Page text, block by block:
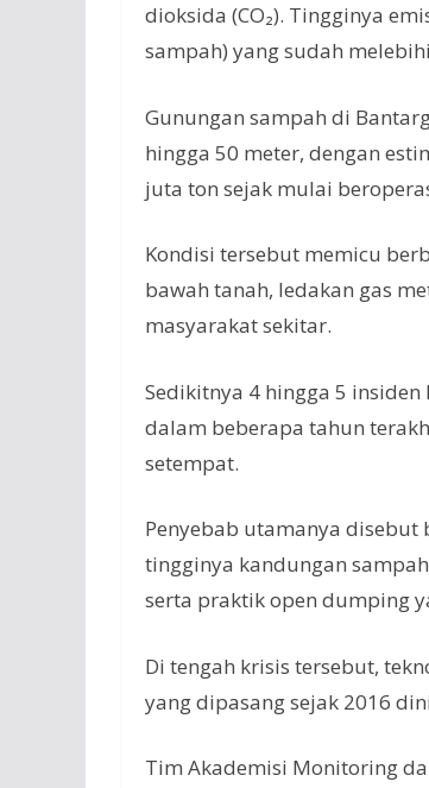
dioksida (CO₂). Tingginya
sampah) yang sudah
Gunungan sampah di
hingga 50 meter, dengan
juta ton sejak mulai
Kondisi tersebut memicu
bawah tanah, ledakan gas
masyarakat sekitar.
Sedikitnya 4 hingga 5
dalam beberapa tahun
setempat.
Penyebab utamanya
tingginya kandungan
serta praktik open dumping
Di tengah krisis tersebut,
yang dipasang sejak 2016
Tim Akademisi Monitoring